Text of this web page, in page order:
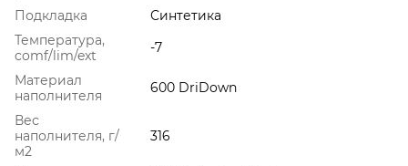
Подкладка
Синтетика
Температура,
comf/lim/ext
-7
Материал
наполнителя
600 DriDown
Вес
наполнителя, г/
м2
316